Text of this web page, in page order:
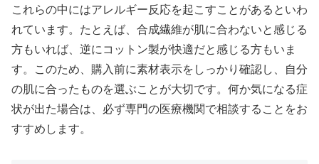
これらの中にはアレルギー反応を起こすことがあるといわ
れています。たとえば、合成繊維が肌に合わないと感じる
方もいれば、逆にコットン製が快適だと感じる方もいま
す。このため、購入前に素材表示をしっかり確認し、自分
の肌に合ったものを選ぶことが大切です。何か気になる症
状が出た場合は、必ず専門の医療機関で相談することをお
すすめします。